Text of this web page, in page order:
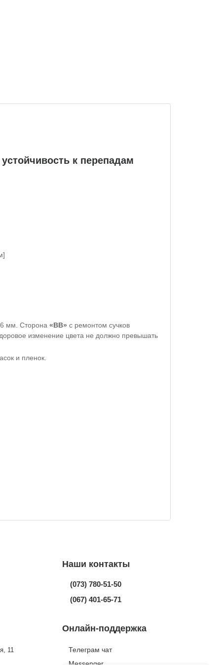
к перепадам
мм. Сторона «ВВ» с ремонтом сучков
изменение цвета не должно превышать
и пленок.
11
Наши контакты
(073) 780-51-50
(067) 401-65-71
Онлайн-поддержка
Телеграм чат
Messenger